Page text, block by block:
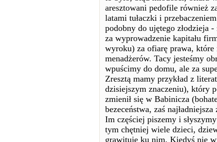
aresztowani pedofile również
latami tułaczki i
podobny do ujętego złodzieja
za wyprowadzenie kapitału
wyroku) za ofiarę prawa, które
menadżerów. Tacy jesteśmy
wpuścimy do domu, ale za
Zresztą mamy przykład z
dzisiejszym znaczeniu), który
zmienił się w Babinicza
bezeceństwa, zaś
Im częściej piszemy i
tym chętniej wiele dzieci,
grawituje ku nim. Kiedyś nie